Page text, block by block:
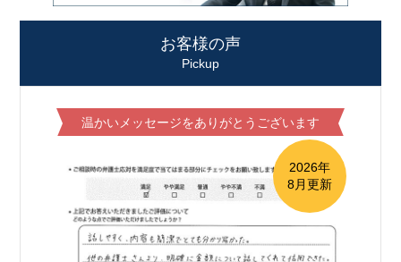
お客様の声
Pickup
温かいメッセージをありがとうございます
2026年
8月更新